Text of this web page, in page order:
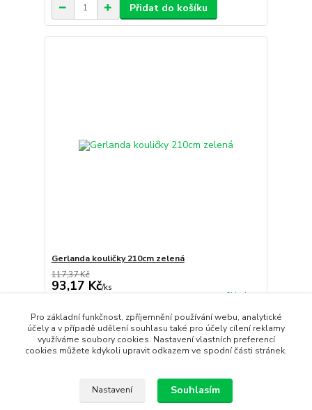
Přidat do košíku
Gerlanda kouličky 210cm zelená
117,37 Kč
93,17 Kč/ks
Skladem
Přidat do košíku
Pro základní funkčnost, zpříjemnění používání webu, analytické
účely a v případě udělení souhlasu také pro účely cílení reklamy
využíváme soubory cookies. Nastavení vlastních preferencí
cookies můžete kdykoli upravit odkazem ve spodní části stránek.
Nastavení Souhlasím